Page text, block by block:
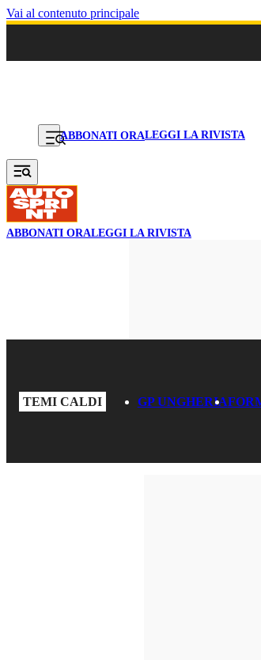
Vai al contenuto principale
ABBONATI ORALEGGI LA RIVISTA
ABBONATI ORALEGGI LA RIVISTA
TEMI CALDI GP UNGHERIA